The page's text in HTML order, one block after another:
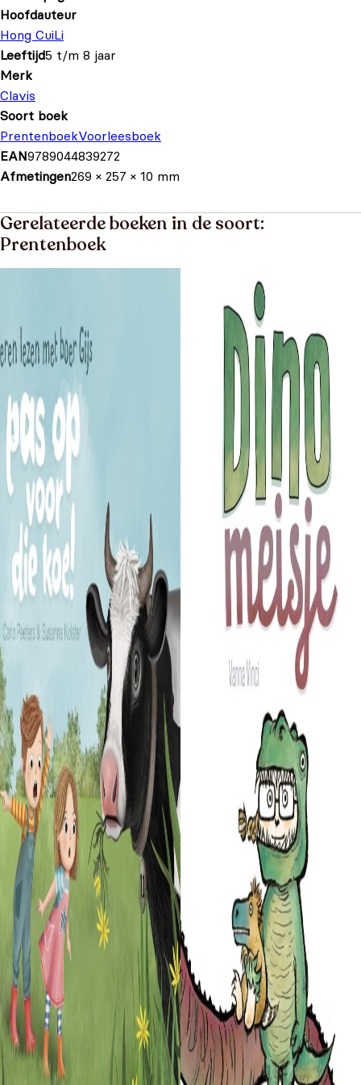
Hoofdauteur
Hong CuiLi
Leeftijd5 t/m 8 jaar
Merk
Clavis
Soort boek
PrentenboekVoorleesboek
EAN9789044839272
Afmetingen269 × 257 × 10 mm
Gerelateerde boeken in de soort:
Prentenboek